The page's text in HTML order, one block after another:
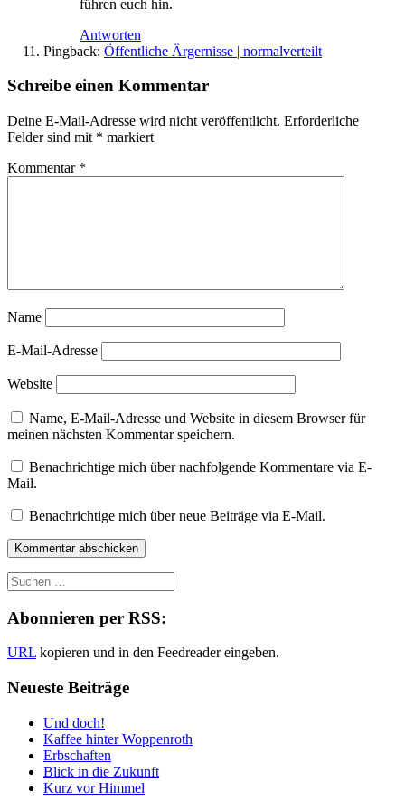
führen euch hin.
Antworten
Pingback: Öffentliche Ärgernisse | normalverteilt
Schreibe einen Kommentar
Deine E-Mail-Adresse wird nicht veröffentlicht. Erforderliche
Felder sind mit * markiert
Kommentar *
Name
E-Mail-Adresse
Website
Name, E-Mail-Adresse und Website in diesem Browser für
meinen nächsten Kommentar speichern.
Benachrichtige mich über nachfolgende Kommentare via E-
Mail.
Benachrichtige mich über neue Beiträge via E-Mail.
Abonnieren per RSS:
URL kopieren und in den Feedreader eingeben.
Neueste Beiträge
Und doch!
Kaffee hinter Woppenroth
Erbschaften
Blick in die Zukunft
Kurz vor Himmel